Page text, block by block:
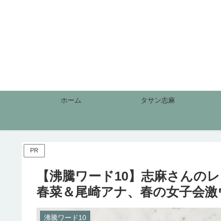
ホーム タサン志麻
PR
【沸騰ワード10】志麻さんの
春菜＆尾崎アナ、春の女子会
沸騰ワード10